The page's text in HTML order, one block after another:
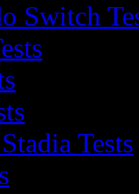
Switch
Tests